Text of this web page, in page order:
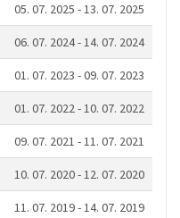
05. 07. 2025 - 13. 07. 2025
06. 07. 2024 - 14. 07. 2024
01. 07. 2023 - 09. 07. 2023
01. 07. 2022 - 10. 07. 2022
09. 07. 2021 - 11. 07. 2021
10. 07. 2020 - 12. 07. 2020
11. 07. 2019 - 14. 07. 2019